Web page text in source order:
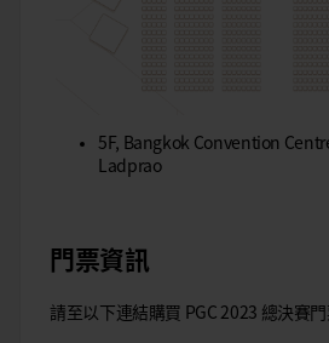
5F, Bangkok Convention
Ladprao
門票資訊
請至以下連結購買 PGC 2023 總決賽門